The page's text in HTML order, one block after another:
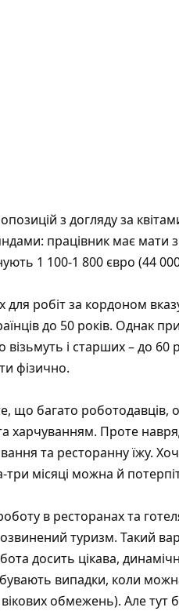
з догляду за
працівник має мати
1 100-1 800 євро (44
для робіт за кордоном
до 50 років. Однак
візьмуть і старших – до
фізично.
що багато
харчуванням. Проте
та ресторанну їжу.
місяці можна й
в ресторанах та
туризм. Такий
досить цікава,
випадки, коли
вікових обмежень). Але